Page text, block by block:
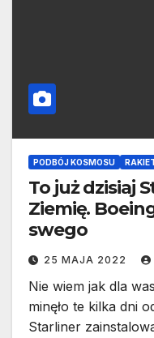
PODBÓJ KOSMOSU
To już dzisiaj
Ziemię.
swego
25 MAJA 2022
Nie wiem jak dla
minęło te kilka dni
Starliner